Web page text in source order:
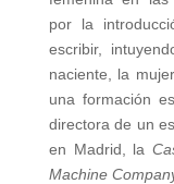
por la
escribir,
naciente, la
una formación
directora de un
en Madrid, la
Machine